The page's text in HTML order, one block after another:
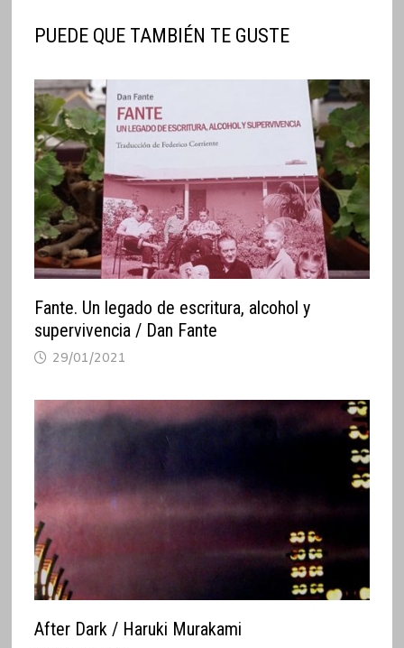
PUEDE QUE TAMBIÉN TE GUSTE
Fante. Un legado de escritura, alcohol y
supervivencia / Dan Fante
29/01/2021
After Dark / Haruki Murakami